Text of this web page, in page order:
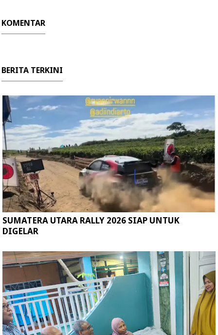
KOMENTAR
BERITA TERKINI
SUMATERA UTARA RALLY 2026 SIAP UNTUK
DIGELAR